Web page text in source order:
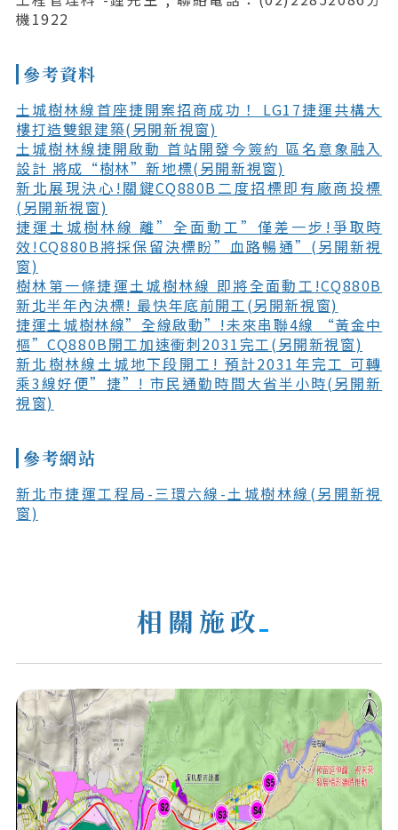
機1922
參考資料
土城樹林線首座捷開案招商成功！ LG17捷運共構大
樓打造雙銀建築(另開新視窗)
土城樹林線捷開啟動 首站開發今簽約 區名意象融入
設計 將成“樹林”新地標(另開新視窗)
新北展現決心!關鍵CQ880B二度招標即有廠商投標
(另開新視窗)
捷運土城樹林線 離”全面動工”僅差一步!爭取時
效!CQ880B將採保留決標盼”血路暢通”(另開新視
窗)
樹林第一條捷運土城樹林線 即將全面動工!CQ880B
新北半年內決標! 最快年底前開工(另開新視窗)
捷運土城樹林線”全線啟動”!未來串聯4線 “黃金中
樞”CQ880B開工加速衝刺2031完工(另開新視窗)
新北樹林線土城地下段開工! 預計2031年完工 可轉
乘3線好便”捷”! 市民通勤時間大省半小時(另開新
視窗)
參考網站
新北市捷運工程局-三環六線-土城樹林線(另開新視
窗)
相關施政